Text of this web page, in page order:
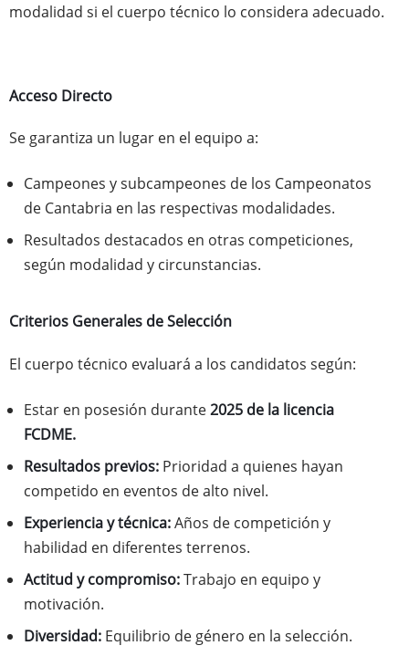
modalidad si el cuerpo técnico lo considera adecuado.
Acceso Directo
Se garantiza un lugar en el equipo a:
Campeones y subcampeones de los Campeonatos
de Cantabria en las respectivas modalidades.
Resultados destacados en otras competiciones,
según modalidad y circunstancias.
Criterios Generales de Selección
El cuerpo técnico evaluará a los candidatos según:
Estar en posesión durante2025 de la licencia
FCDME.
Resultados previos: Prioridad a quienes hayan
competido en eventos de alto nivel.
Experiencia y técnica:Años de competición y
habilidad en diferentes terrenos.
Actitud y compromiso:Trabajo en equipo y
motivación.
Diversidad: Equilibrio de género en la selección.